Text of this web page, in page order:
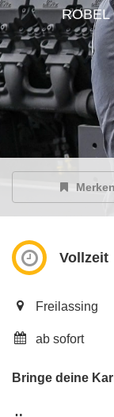
ROBEL
Merken
Vollzeit
Freilassing
ab sofort
Bringe deine